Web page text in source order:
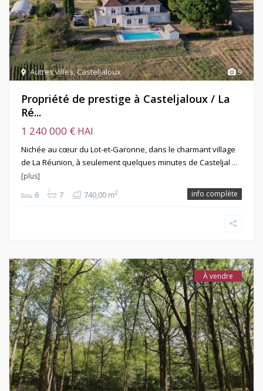
9
Autres villes,Casteljaloux
Propriété de prestige à Casteljaloux / La
Ré...
1 240 000 € HAI
Nichée au cœur du Lot-et-Garonne, dans le charmant village
de La Réunion, à seulement quelques minutes de Casteljal …
[plus]
6 7 740,00 m2 info complète
À vendre